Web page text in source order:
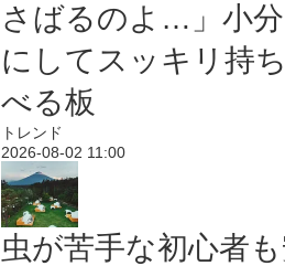
さばるのよ…」小
にしてスッキリ持
べる板
トレンド
2026-08-02 11:00
虫が苦手な初心者